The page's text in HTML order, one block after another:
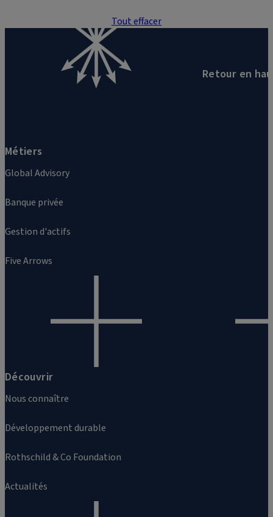
Tout effacer
Métiers
Global Advisory
Banque privée
Gestion d'actifs
Five Arrows
Découvrir
Nous connaître
Développement durable
Rothschild & Co Foundation
Actualités
Retour en